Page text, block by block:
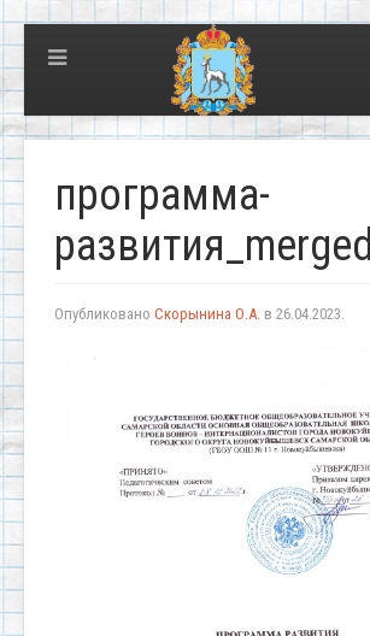
программа-
развития_merged
Опубликовано Скорынина О.А. в 26.04.2023.